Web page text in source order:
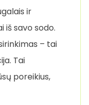
ir
iš savo sodo.
– tai
Tai
poreikius,